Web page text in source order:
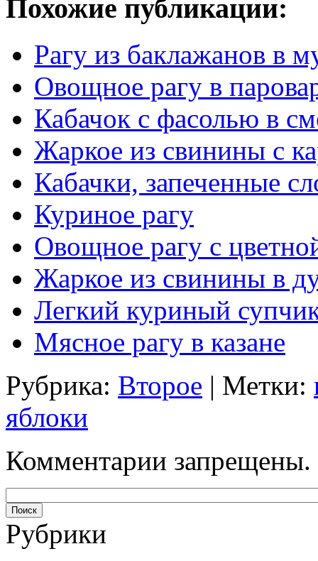
Похожие публикации:
Рагу из баклажанов в
Овощное рагу в
Кабачок с фасолью в
Жаркое из свинины с
Кабачки, запеченные
Куриное рагу
Овощное рагу с
Жаркое из свинины в
Легкий куриный
Мясное рагу в казане
Рубрика: Второе | Метки:
яблоки
Комментарии запрещены.
Рубрики